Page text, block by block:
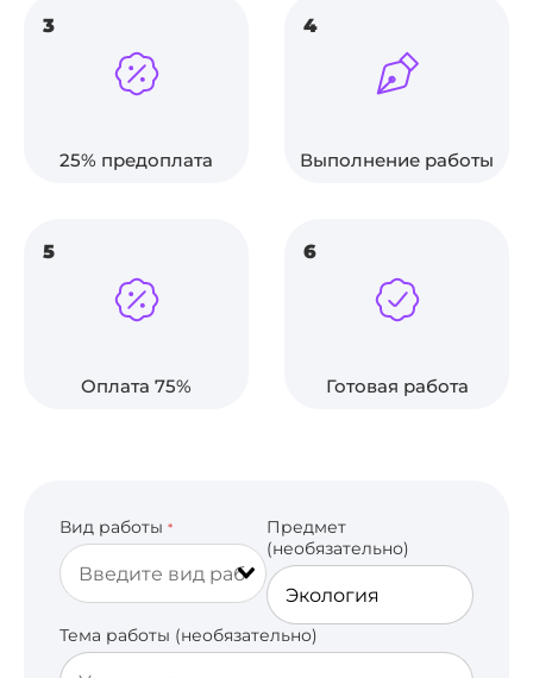
3
25% предоплата
4
Выполнение работы
5
Оплата 75%
6
Готовая работа
Вид работы *
Предмет
(необязательно)
Тема работы (необязательно)